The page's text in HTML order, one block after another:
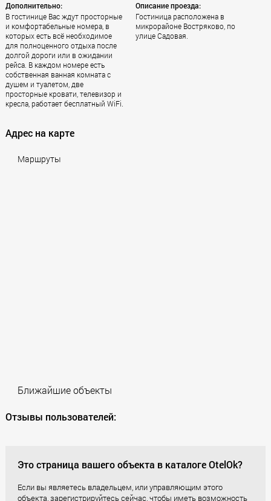
Дополнительно:
В гостинице Вас ждут просторные
и комфортабельные номера, в
которых есть всё необходимое
для полноценного отдыха после
долгой дороги или в ожидании
рейса. В каждом номере есть
собственная ванная комната с
душем и туалетом, две
просторные кровати, телевизор и
кресла, работает бесплатный WiFi.
Описание проезда:
Гостиница расположена в
микрорайоне Востряково, по
улице Садовая.
Адрес на карте
Маршруты
Ближайшие объекты
Отзывы пользователей:
Это страница вашего объекта в каталоге OtelOk?
Если вы являетесь владельцем, или управляющим этого
объекта, зарегистрируйтесь сейчас, чтобы иметь возможность